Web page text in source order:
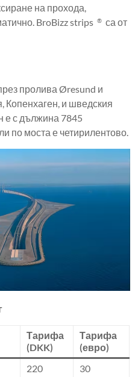
на прохода,
BroBizz strips® са от
пролива Øresund и
Копенхаген, и шведския
е с дължина 7845
по моста е четирилентово.
Тарифа
(DKK)
Тарифа
(евро)
220
30